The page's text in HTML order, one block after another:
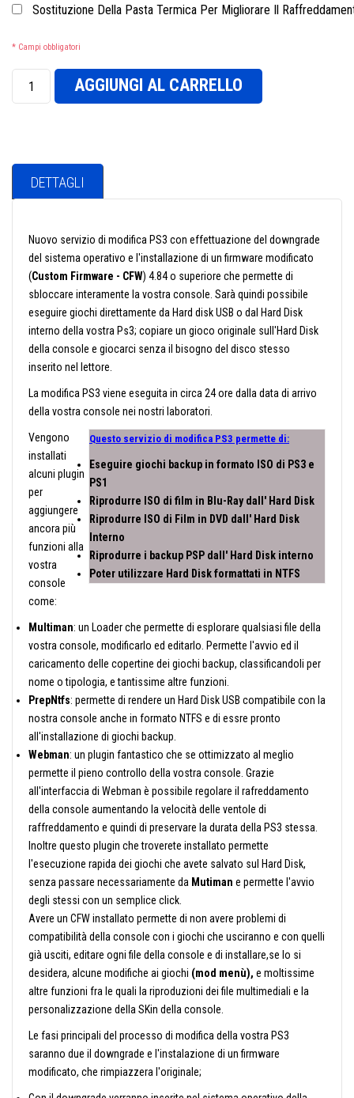
Sostituzione Della Pasta Termica Per Migliorare Il
* Campi obbligatori
AGGIUNGI AL CARRELLO
DETTAGLI
Nuovo servizio di modifica PS3 con effettuazione del downgrade
del sistema operativo e l'installazione di un firmware modificato
(Custom Firmware - CFW) 4.84 o superiore che permette di
sbloccare interamente la vostra console. Sarà quindi possibile
eseguire giochi direttamente da Hard disk USB o dal Hard Disk
interno della vostra Ps3; copiare un gioco originale sull'Hard Disk
della console e giocarci senza il bisogno del disco stesso
inserito nel lettore.
La modifica PS3 viene eseguita in circa 24 ore dalla data di arrivo
della vostra console nei nostri laboratori.
Questo servizio di modifica PS3 permette di:
Eseguire giochi backup in formato ISO di PS3 e
PS1
Riprodurre ISO di film in Blu-Ray dall' Hard Disk
Riprodurre ISO di Film in DVD dall' Hard Disk
Interno
Riprodurre i backup PSP dall' Hard Disk interno
Poter utilizzare Hard Disk formattati in NTFS
Vengono
installati
alcuni plugin
per
aggiungere
ancora più
funzioni alla
vostra
console
come:
Multiman: un Loader che permette di esplorare qualsiasi file della
vostra console, modificarlo ed editarlo. Permette l'avvio ed il
caricamento delle copertine dei giochi backup, classificandoli per
nome o tipologia, e tantissime altre funzioni.
PrepNtfs: permette di rendere un Hard Disk USB compatibile con la
nostra console anche in formato NTFS e di essre pronto
all'installazione di giochi backup.
Webman: un plugin fantastico che se ottimizzato al meglio
permette il pieno controllo della vostra console. Grazie
all'interfaccia di Webman è possibile regolare il rafreddamento
della console aumentando la velocità delle ventole di
raffreddamento e quindi di preservare la durata della PS3 stessa.
Inoltre questo plugin che troverete installato permette
l'esecuzione rapida dei giochi che avete salvato sul Hard Disk,
senza passare necessariamente da Mutiman e permette l'avvio
degli stessi con un semplice click.
Avere un CFW installato permette di non avere problemi di
compatibilità della console con i giochi che usciranno e con quelli
già usciti, editare ogni file della console e di installare,se lo si
desidera, alcune modifiche ai giochi (mod menù), e moltissime
altre funzioni fra le quali la riproduzioni dei file multimediali e la
personalizzazione della SKin della console.
Le fasi principali del processo di modifica della vostra PS3
saranno due il downgrade e l'instalazione di un firmware
modificato, che rimpiazzera l'originale;